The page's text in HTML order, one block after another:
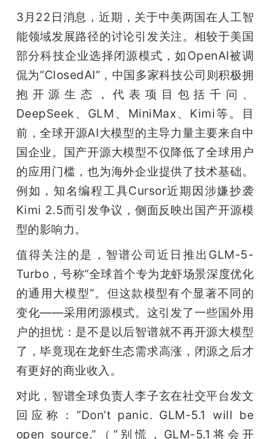
3月22日消息，近期，关于中美两国在人工智
能领域发展路径的讨论引发关注。相较于美国
部分科技企业选择闭源模式，如OpenAI被调
侃为“ClosedAI”，中国多家科技公司则积极拥
抱开源生态，代表项目包括千问、
DeepSeek、GLM、MiniMax、Kimi等。目
前，全球开源AI大模型的主导力量主要来自中
国企业。国产开源大模型不仅降低了全球用户
的应用门槛，也为海外企业提供了技术基础。
例如，知名编程工具Cursor近期因涉嫌抄袭
Kimi 2.5而引发争议，侧面反映出国产开源模
型的影响力。
值得关注的是，智谱公司近日推出GLM-5-
Turbo，号称“全球首个专为龙虾场景深度优化
的通用大模型”。但这款模型有个显著不同的
变化——采用闭源模式。这引发了一些国外用
户的担忧：是不是以后智谱就不再开源大模型
了，毕竟现在龙虾生态需求高涨，闭源之后才
有更好的商业收入。
对此，智谱全球负责人李子玄在社交平台发文
回应称：“Don’t panic. GLM-5.1 will be
open source.”（“别慌，GLM-5.1将会开